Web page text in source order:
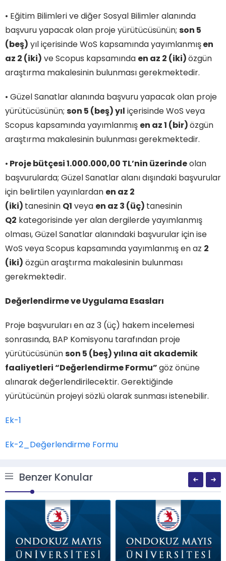
• Eğitim Bilimleri ve diğer Sosyal Bilimler alanında
başvuru yapacak olan proje yürütücüsünün; son 5
(beş) yıl içerisinde WoS kapsamında yayımlanmışen
az 2 (iki) ve Scopus kapsamında en az 2 (iki)özgün
araştırma makalesinin bulunması gerekmektedir.
• Güzel Sanatlar alanında başvuru yapacak olan proje
yürütücüsünün; son 5 (beş) yıl içerisinde WoS veya
Scopus kapsamında yayımlanmış en az 1 (bir)özgün
araştırma makalesinin bulunması gerekmektedir.
• Proje bütçesi 1.000.000,00 TL’nin üzerindeolan
başvurularda; Güzel Sanatlar alanı dışındaki başvurular
için belirtilen yayınlardan en az 2
(iki) tanesinin Q1 veya en az 3 (üç) tanesinin
Q2 kategorisinde yer alan dergilerde yayımlanmış
olması, Güzel Sanatlar alanındaki başvurular için ise
WoS veya Scopus kapsamında yayımlanmış en az 2
(iki) özgün araştırma makalesinin bulunması
gerekmektedir.
Değerlendirme ve Uygulama Esasları
Proje başvuruları en az 3 (üç) hakem incelemesi
sonrasında, BAP Komisyonu tarafından proje
yürütücüsününson 5 (beş) yılına ait akademik
faaliyetleri “Değerlendirme Formu”göz önüne
alınarak değerlendirilecektir. Gerektiğinde
yürütücünün projeyi sözlü olarak sunması istenebilir.
Ek-1
Ek-2_Değerlendirme Formu
Benzer Konular